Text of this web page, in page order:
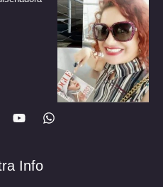
página
de
producto
Info